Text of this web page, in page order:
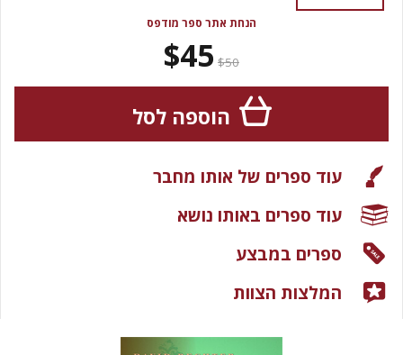
הנחת אתר ספר מודפס
$50
$45
הוספה לסל
עוד ספרים של אותו מחבר
עוד ספרים באותו נושא
ספרים במבצע
המלצות הצוות